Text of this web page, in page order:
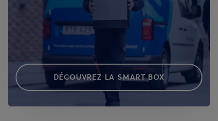
DÉCOUVREZ LA SMART BOX